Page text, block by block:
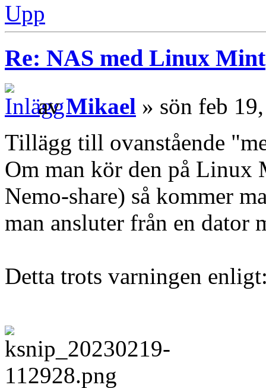
Upp
Re: NAS med Linux Mint
avMikael » sön feb
Tillägg till ovanstående
Om man kör den på Linux
Nemo-share) så kommer
man ansluter från en dator
Detta trots varningen